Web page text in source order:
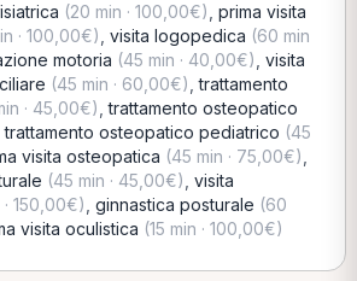
(20 min · 100,00€) prima visita
· 100,00€) visita logopedica (60 min
motoria (45 min · 40,00€) visita
(45 min · 60,00€) ,trattamento
· 45,00€) ,trattamento osteopatico
,trattamento osteopatico pediatrico (45
visita osteopatica (45 min · 75,00€)
(45 min · 45,00€) visita
150,00€) ginnastica posturale (60
visita oculistica (15 min · 100,00€)